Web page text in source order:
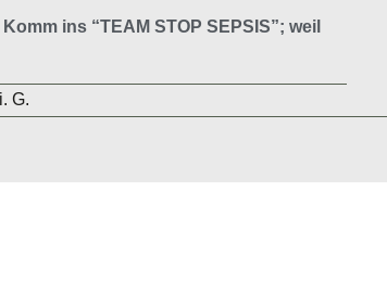
Komm ins “TEAM STOP SEPSIS”; weil
G.